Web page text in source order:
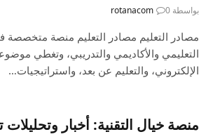
بواسطة rotanacom 0
مصادر التعليم مصادر التعليم منصة
التعليمي والأكاديمي والتدريبي، وتغطي
الإلكتروني، والتعليم عن بعد، واستراتيجيات…
منصة خيال التقنية: أخبار وتحليلات